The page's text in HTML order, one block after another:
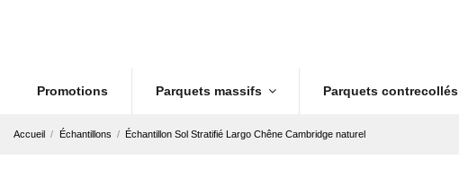
Promotions Parquets massifs Parquets contrecollés
Accueil Échantillons Échantillon Sol Stratifié Largo Chêne Cambridge naturel